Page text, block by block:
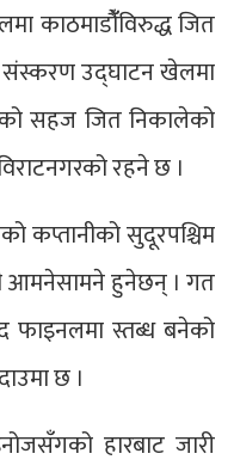
काठमाडौंँविरुद्ध जित
संस्करण उद्घाटन खेलमा
सहज जित निकालेको
रहने छ ।
कप्तानीको सुदूरपश्चिम
आमनेसामने हुनेछन् । गत
फाइनलमा स्तब्ध बनेको
छ ।
हारबाट जारी